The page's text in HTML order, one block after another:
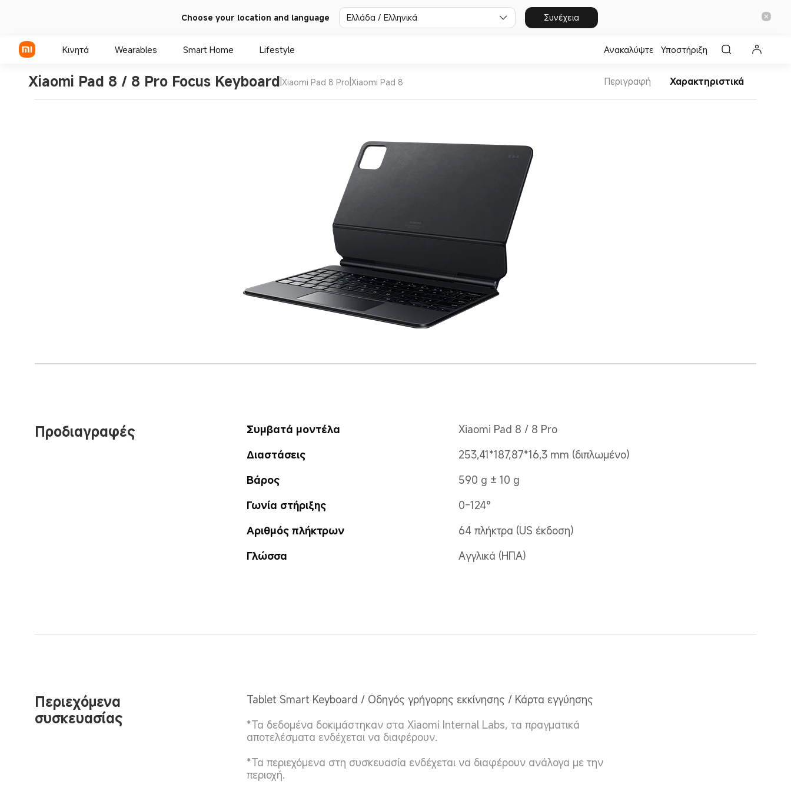
Choose your location and language Ελλάδα / Ελληνικά Συνέχεια
Κινητά Wearables Smart Home Lifestyle Ανακαλύψτε Υποστήριξη
Xiaomi Pad 8 / 8 Pro Focus Keyboard|Xiaomi Pad 8 Pro|Xiaomi Pad 8 Περιγραφή Χαρακτηριστικά
Προδιαγραφές Συμβατά μοντέλα
Xiaomi Pad 8 / 8 Pro
Διαστάσεις
253,41*187,87*16,3 mm (διπλωμένο)
Βάρος
590 g ± 10 g
Γωνία στήριξης
0-124°
Αριθμός πλήκτρων
64 πλήκτρα (US έκδοση)
Γλώσσα
Αγγλικά (ΗΠΑ)
Περιεχόμενα
συσκευασίας
Tablet Smart Keyboard / Οδηγός γρήγορης εκκίνησης / Κάρτα εγγύησης
*Τα δεδομένα δοκιμάστηκαν στα Xiaomi Internal Labs, τα πραγματικά
αποτελέσματα ενδέχεται να διαφέρουν.
*Τα περιεχόμενα στη συσκευασία ενδέχεται να διαφέρουν ανάλογα με την
περιοχή.